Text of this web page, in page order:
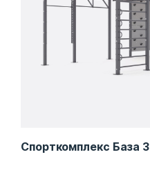
Спорткомплекс База 3